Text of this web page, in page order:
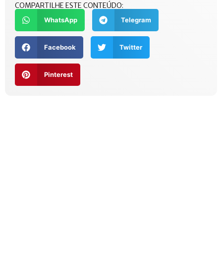
COMPARTILHE ESTE CONTEÚDO:
WhatsApp Telegram
Facebook Twitter
Pinterest